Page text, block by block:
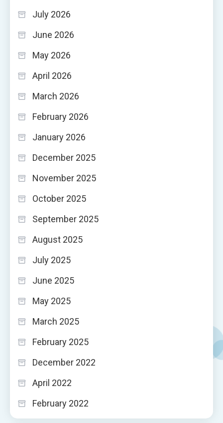
July 2026
June 2026
May 2026
April 2026
March 2026
February 2026
January 2026
December 2025
November 2025
October 2025
September 2025
August 2025
July 2025
June 2025
May 2025
March 2025
February 2025
December 2022
April 2022
February 2022